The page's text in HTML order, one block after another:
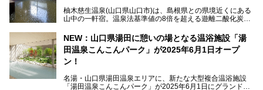
この記事では、湯田温泉の魅力を味わえる宿泊施設や日帰り
ス方法も紹介します！
柚木慈生温泉(山口県山口市)は、島根県との県境近くにある
山中の一軒宿。温泉法基準値の8倍を超える遊離二酸化炭素
親しまれています。
日帰り入浴も可能ですが、その真価を存分に満喫するならば
宿泊がベスト。今回は、知られざるその理由を詳細解説。温
泉ファンなら一度は行ってみたい炭酸泉の名湯を、存分にご
紹介します！
NEW：山口県湯田に憩いの場となる温浴施設「湯
田温泉こんこんパーク」が2025年6月1日オープ
ン！
名湯・山口県湯田温泉エリアに、新たな大型複合温浴施設
「湯田温泉こんこんパーク」が2025年6月1日にグランドオ